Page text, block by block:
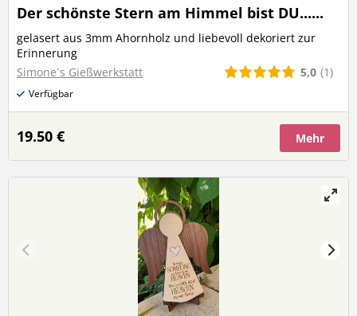
Der schönste Stern am Himmel bist DU......
gelasert aus 3mm Ahornholz und liebevoll dekoriert zur
Erinnerung
Simone`s Gießwerkstatt
5,0 (1)
Verfügbar
19.50 € Mehr